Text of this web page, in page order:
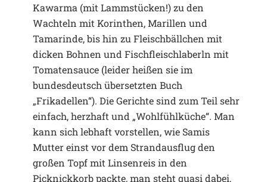
Kawarma (mit Lammstücken!) zu den
Wachteln mit Korinthen, Marillen und
Tamarinde, bis hin zu Fleischbällchen mit
dicken Bohnen und Fischfleischlaberln mit
Tomatensauce (leider heißen sie im
bundesdeutsch übersetzten Buch
„Frikadellen“). Die Gerichte sind zum Teil sehr
einfach, herzhaft und „Wohlfühlküche“. Man
kann sich lebhaft vorstellen, wie Samis
Mutter einst vor dem Strandausflug den
großen Topf mit Linsenreis in den
Picknickkorb packte, man steht quasi dabei,